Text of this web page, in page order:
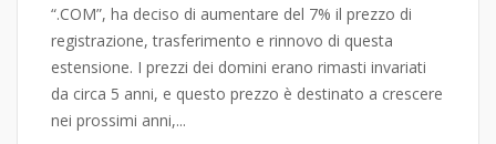
“.COM”, ha deciso di aumentare del 7% il prezzo di
registrazione, trasferimento e rinnovo di questa
estensione. I prezzi dei domini erano rimasti invariati
da circa 5 anni, e questo prezzo è destinato a crescere
nei prossimi anni,...